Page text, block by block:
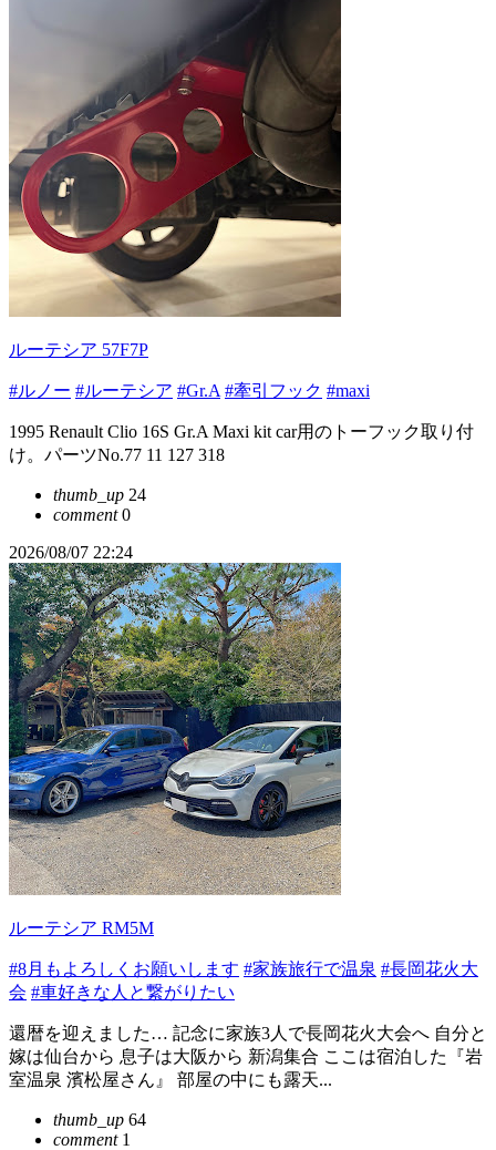
ルーテシア 57F7P
#ルノー #ルーテシア #Gr.A #牽引フック #maxi
1995 Renault Clio 16S Gr.A Maxi kit car用のトーフック取り付
け。パーツNo.77 11 127 318
thumb_up 24
comment0
2026/08/07 22:24
ルーテシア RM5M
#8月もよろしくお願いします #家族旅行で温泉 #長岡花火大
会 #車好きな人と繋がりたい
還暦を迎えました… 記念に家族3人で長岡花火大会へ 自分と
嫁は仙台から 息子は大阪から 新潟集合 ここは宿泊した『岩
室温泉 濱松屋さん』 部屋の中にも露天...
thumb_up 64
comment1